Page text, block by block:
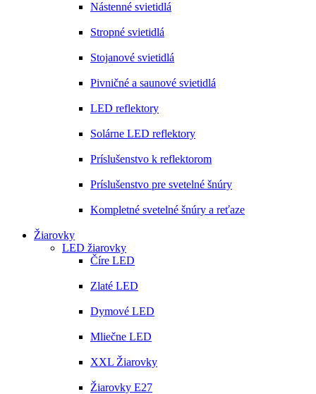
Nástenné svietidlá
Stropné svietidlá
Stojanové svietidlá
Pivničné a saunové svietidlá
LED reflektory
Solárne LED reflektory
Príslušenstvo k reflektorom
Príslušenstvo pre svetelné šnúry
Kompletné svetelné šnúry a reťaze
Žiarovky
LED žiarovky
Číre LED
Zlaté LED
Dymové LED
Mliečne LED
XXL Žiarovky
Žiarovky E27